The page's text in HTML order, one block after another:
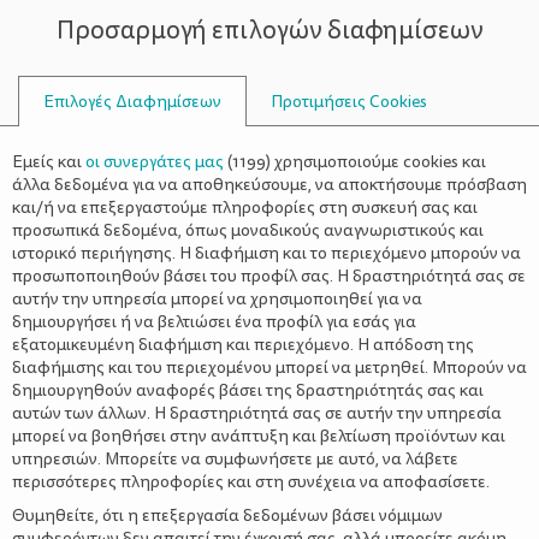
ΣΥΜΒΟΥΛΟΙ
ΌΛΑ ΓΙΑ ΤΗ ΜΑΜΆ>ΣΧΈΣΕΙΣ
Οι συνήθειες που έχουν τα
ευτυχισμένα ζευγάρια
Προσαρμογή επιλογών διαφημίσεων
Επιλογές Διαφημίσεων Προτιμήσεις Cookies
Εμείς καιοι συνεργάτες μας (1199) χρησιμοποιούμε cookies και
άλλα δεδομένα για να αποθηκεύσουμε, να αποκτήσουμε πρόσβαση
και/ή να επεξεργαστούμε πληροφορίες στη συσκευή σας και
προσωπικά δεδομένα, όπως μοναδικούς αναγνωριστικούς και
ιστορικό περιήγησης. Η διαφήμιση και το περιεχόμενο μπορούν να
προσωποποιηθούν βάσει του προφίλ σας. Η δραστηριότητά σας σε
αυτήν την υπηρεσία μπορεί να χρησιμοποιηθεί για να
δημιουργήσει ή να βελτιώσει ένα προφίλ για εσάς για
εξατομικευμένη διαφήμιση και περιεχόμενο. Η απόδοση της
διαφήμισης και του περιεχομένου μπορεί να μετρηθεί. Μπορούν να
δημιουργηθούν αναφορές βάσει της δραστηριότητάς σας και
αυτών των άλλων. Η δραστηριότητά σας σε αυτήν την υπηρεσία
μπορεί να βοηθήσει στην ανάπτυξη και βελτίωση προϊόντων και
υπηρεσιών. Μπορείτε να συμφωνήσετε με αυτό, να λάβετε
περισσότερες πληροφορίες και στη συνέχεια να αποφασίσετε.
Θυμηθείτε, ότι η επεξεργασία δεδομένων βάσει νόμιμων